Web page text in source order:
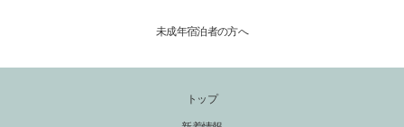
未成年宿泊者の方へ
トップ